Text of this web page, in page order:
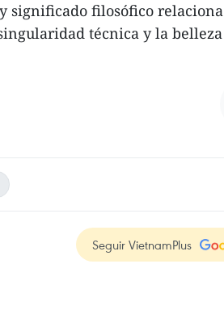
significado filosófico
técnica y la belleza
Seguir VietnamPlus